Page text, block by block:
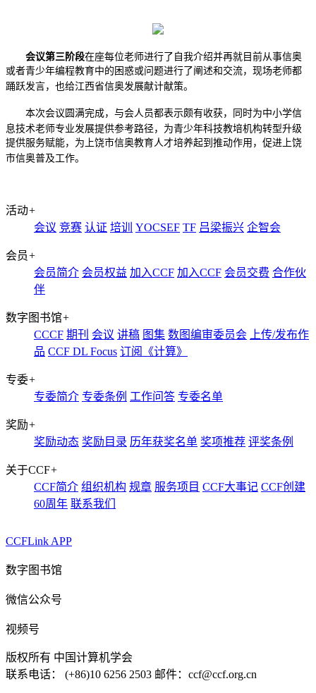
会议第三阶段在座每位老师进行了自我介绍并再就目前从事信奥
或者青少年编程教育中的困惑或问题进行了阐述和交流， 现场老师都
踊跃发言， 也给江西省信奥发展献计献策。
本次会议圆满完成， 与会人员都表示颇有收获， 同时为中小学信
息技术老师专业发展提供参考路径， 为青少年科技教培机构转型升级
提供服务赋能， 为 上饶市信奥教育人才培养起到推动作用，促进 上饶
市信奥普及工作。
活动+
会议 竞赛 认证 培训 YOCSEF TF 吕梁振兴 企智会
会员+
会员简介 会员权益 加入CCF 加入CCF 会员交费 合作伙
伴
数字图书馆+
CCCF 期刊 会议 讲稿 图集 数图编审委员会
上传/发布作
品 CCF DL Focus 订阅《计算》
专委+
专委简介 专委条例 工作问答 专委名单
奖励+
奖励动态 奖励目录 历年获奖名单 奖项推荐 评奖条例
关于CCF+
CCF简介 组织机构 规章 服务项目 CCF大事记 CCF创建
60周年 联系我们
CCFLink APP
数字图书馆
微信公众号
视频号
版权所有 中国计算机学会
联系电话： (+86)10 6256 2503 邮件：ccf@ccf.org.cn